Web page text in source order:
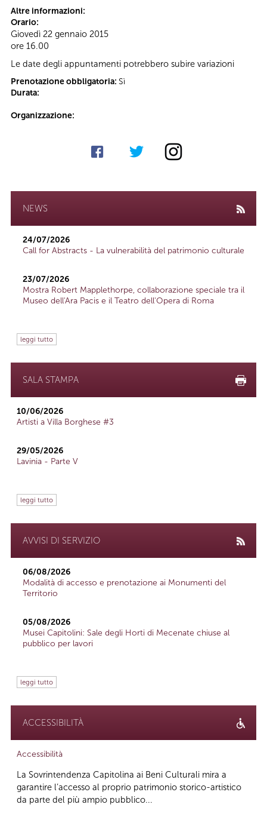
Altre informazioni:
Orario:
Giovedì 22 gennaio 2015
ore 16.00
Le date degli appuntamenti potrebbero subire variazioni
Prenotazione obbligatoria: Sì
Durata:
Organizzazione:
NEWS
24/07/2026
Call for Abstracts - La vulnerabilità del patrimonio culturale
23/07/2026
Mostra Robert Mapplethorpe, collaborazione speciale tra il
Museo dell'Ara Pacis e il Teatro dell'Opera di Roma
leggi tutto
SALA STAMPA
10/06/2026
Artisti a Villa Borghese #3
29/05/2026
Lavinia - Parte V
leggi tutto
AVVISI DI SERVIZIO
06/08/2026
Modalità di accesso e prenotazione ai Monumenti del
Territorio
05/08/2026
Musei Capitolini: Sale degli Horti di Mecenate chiuse al
pubblico per lavori
leggi tutto
ACCESSIBILITÀ
Accessibilità
La Sovrintendenza Capitolina ai Beni Culturali mira a
garantire l’accesso al proprio patrimonio storico-artistico
da parte del più ampio pubblico...